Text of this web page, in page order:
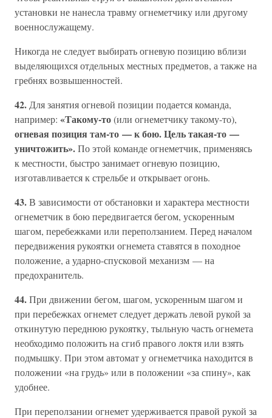
установки не нанесла травму огнеметчику или другому
военнослужащему.
Никогда не следует выбирать огневую позицию вблизи
выделяющихся отдельных местных предметов, а также на
гребнях возвышенностей.
42. Для занятия огневой позиции подается команда,
например: «Такому-то(или огнеметчику такому-то),
огневая позиция там-то — к бою. Цель такая-то —
уничтожить».По этой команде огнеметчик, применяясь
к местности, быстро занимает огневую позицию,
изготавливается к стрельбе и открывает огонь.
43.В зависимости от обстановки и характера местности
огнеметчик в бою передвигается бегом, ускоренным
шагом, перебежками или переползанием. Перед началом
передвижения рукоятки огнемета ставятся в походное
положение, а ударно-спусковой механизм — на
предохранитель.
44.При движении бегом, шагом, ускоренным шагом и
при перебежках огнемет следует держать левой рукой за
откинутую переднюю рукоятку, тыльную часть огнемета
необходимо положить на сгиб правого локтя или взять
подмышку. При этом автомат у огнеметчика находится в
положении «на грудь» или в положении «за спину», как
удобнее.
При переползании огнемет удерживается правой рукой за